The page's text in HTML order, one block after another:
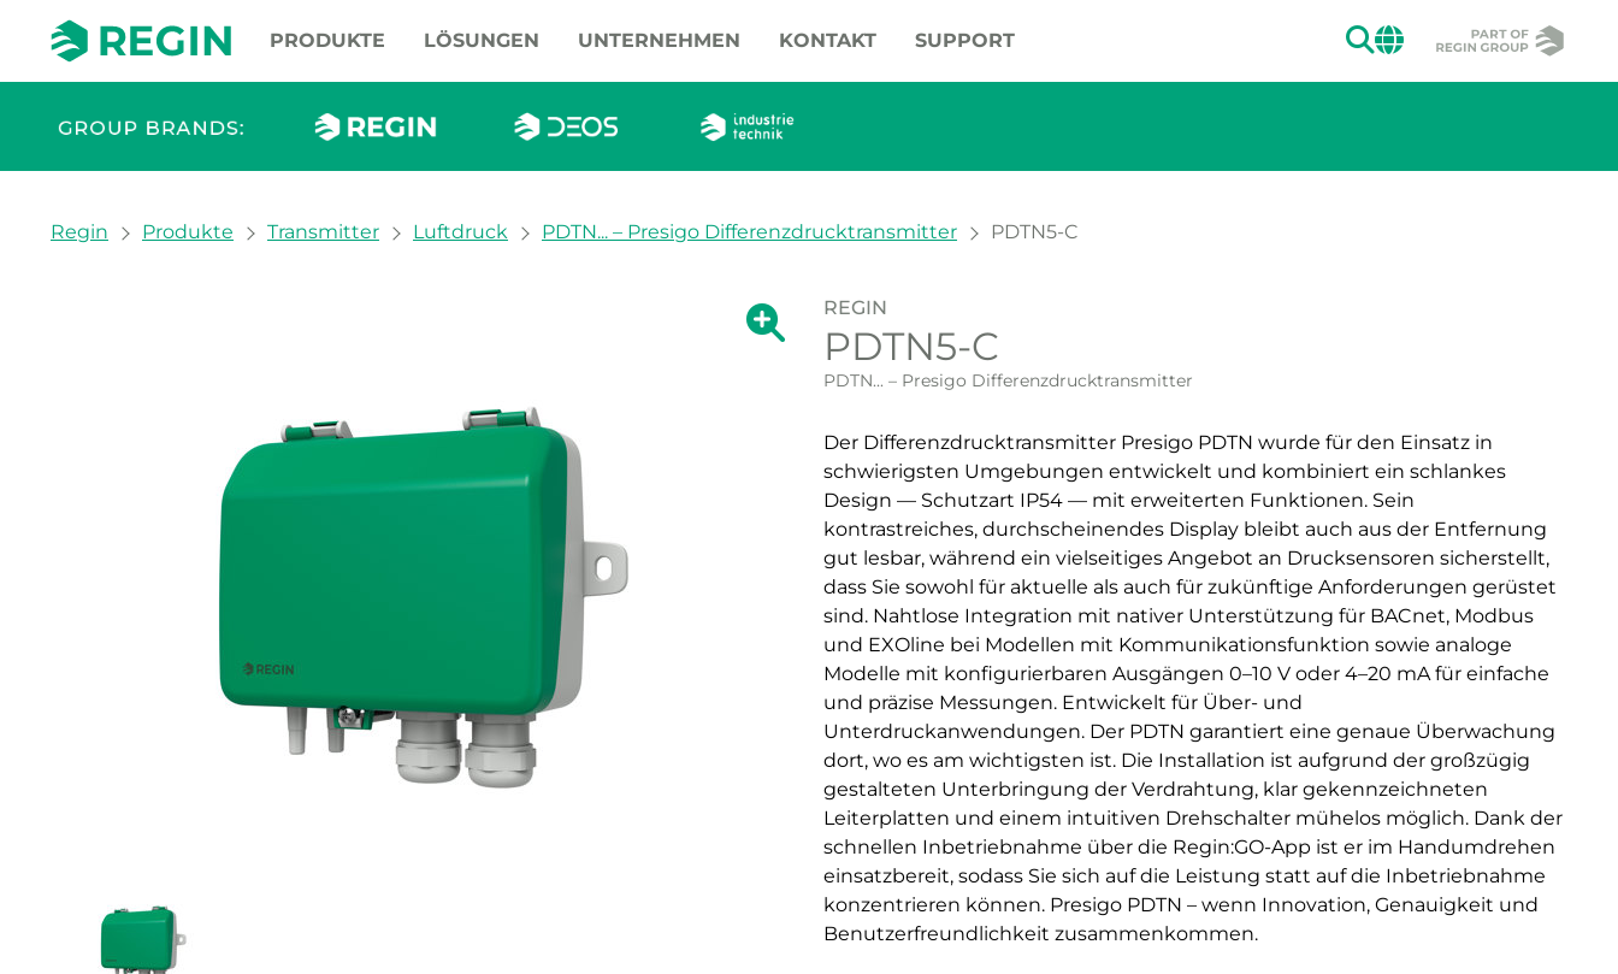
PRODUKTE LÖSUNGEN UNTERNEHMEN KONTAKT SUPPORT SUCHEN
CHANGE
You are here:
Regin Produkte Transmitter Luftdruck PDTN... – Presigo Differenzdrucktransmitter PDTN5-C
Zeige große Version des Bildes.
Zeige große Version des Bildes.
REGIN
PDTN5-C
PDTN... – Presigo Differenzdrucktransmitter
Der Differenzdrucktransmitter Presigo PDTN wurde für den Einsatz in
schwierigsten Umgebungen entwickelt und kombiniert ein schlankes
Design — Schutzart IP54 — mit erweiterten Funktionen. Sein
kontrastreiches, durchscheinendes Display bleibt auch aus der Entfernung
gut lesbar, während ein vielseitiges Angebot an Drucksensoren sicherstellt,
dass Sie sowohl für aktuelle als auch für zukünftige Anforderungen gerüstet
sind. Nahtlose Integration mit nativer Unterstützung für BACnet, Modbus
und EXOline bei Modellen mit Kommunikationsfunktion sowie analoge
Modelle mit konfigurierbaren Ausgängen 0–10 V oder 4–20 mA für einfache
und präzise Messungen. Entwickelt für Über- und
Unterdruckanwendungen. Der PDTN garantiert eine genaue Überwachung
dort, wo es am wichtigsten ist. Die Installation ist aufgrund der großzügig
gestalteten Unterbringung der Verdrahtung, klar gekennzeichneten
Leiterplatten und einem intuitiven Drehschalter mühelos möglich. Dank der
schnellen Inbetriebnahme über die Regin:GO-App ist er im Handumdrehen
einsatzbereit, sodass Sie sich auf die Leistung statt auf die Inbetriebnahme
konzentrieren können. Presigo PDTN – wenn Innovation, Genauigkeit und
Benutzerfreundlichkeit zusammenkommen.